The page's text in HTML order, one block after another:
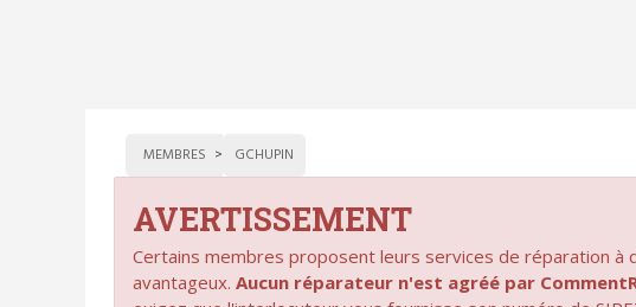
MEMBRES GCHUPIN
AVERTISSEMENT
Certains membres proposent leurs services de réparation à
avantageux. Aucun réparateur n'est agréé par